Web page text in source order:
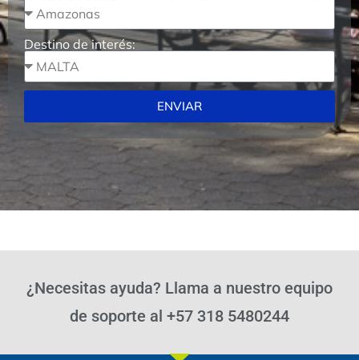
Destino de interés:
ENVIAR
¿Necesitas ayuda? Llama a nuestro equipo
de soporte al +57 318 5480244